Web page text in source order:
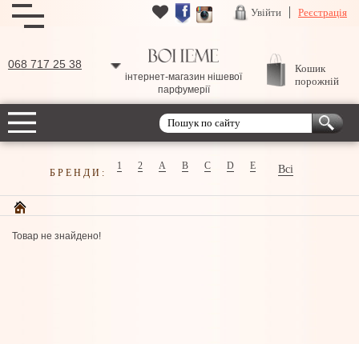
Увійти Реєстрація
068 717 25 38
інтернет-магазин нішевої
парфумерії
Кошик
порожній
БРЕНДИ:
1 2 A B C D E Всі
Товар не знайдено!